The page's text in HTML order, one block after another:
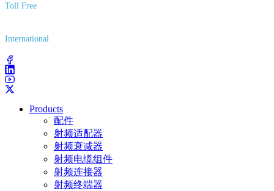
Toll Free
International
Products
配件
射频适配器
射频衰减器
射频电缆组件
射频连接器
射频终端器